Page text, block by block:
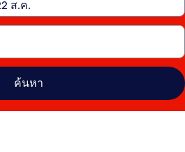
ค้นหา